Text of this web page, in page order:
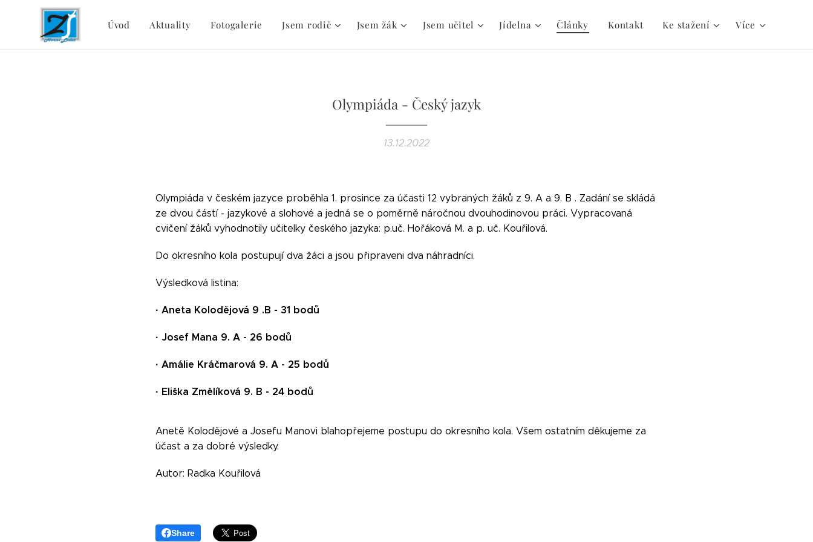
Úvod Aktuality Fotogalerie Jsem rodič Jsem žák Jsem učitel Jídelna Články Kontakt Ke stažení Více
Olympiáda - Český jazyk
13.12.2022
Olympiáda v českém jazyce proběhla 1. prosince za účasti 12 vybraných žáků z 9. A a 9. B . Zadání se skládá
ze dvou částí - jazykové a slohové a jedná se o poměrně náročnou dvouhodinovou práci. Vypracovaná
cvičení žáků vyhodnotily učitelky českého jazyka: p.uč. Hořáková M. a p. uč. Kouřilová.
Do okresního kola postupují dva žáci a jsou připraveni dva náhradníci.
Výsledková listina:
· Aneta Kolodějová 9 .B - 31 bodů
· Josef Mana 9. A - 26 bodů
· Amálie Kráčmarová 9. A - 25 bodů
· Eliška Změlíková 9. B - 24 bodů
Anetě Kolodějové a Josefu Manovi blahopřejeme postupu do okresního kola. Všem ostatním děkujeme za
účast a za dobré výsledky.
Autor: Radka Kouřilová
Share